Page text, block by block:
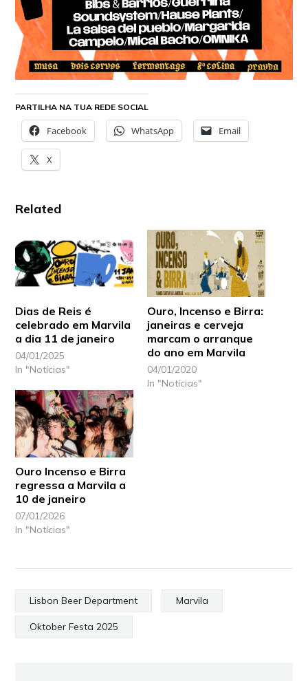
PARTILHA NA TUA REDE SOCIAL
Facebook WhatsApp Email
X
Related
Dias de Reis é
celebrado em Marvila
a dia 11 de janeiro
04/01/2025
In "Notícias"
Ouro, Incenso e Birra:
janeiras e cerveja
marcam o arranque
do ano em Marvila
04/01/2020
In "Notícias"
Ouro Incenso e Birra
regressa a Marvila a
10 de janeiro
07/01/2026
In "Notícias"
Lisbon Beer Department Marvila
Oktober Festa 2025